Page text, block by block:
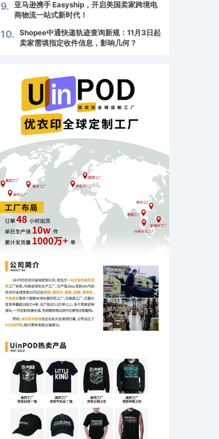
9. 亚马逊携手 Easyship，开启美国卖家跨境电
商物流一站式新时代！
10. Shopee中通快递轨迹查询新规：11月3日起
卖家需填指定收件信息，影响几何？